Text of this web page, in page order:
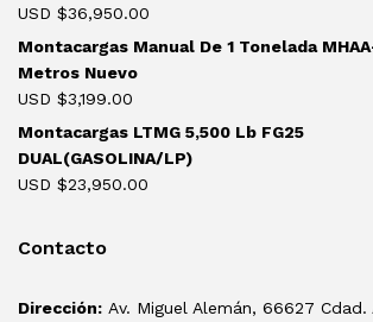
USD $36,950.00
Montacargas Manual De 1 Tonelada
Metros Nuevo
USD $3,199.00
Montacargas LTMG 5,500 Lb FG25
DUAL(GASOLINA/LP)
USD $23,950.00
Contacto
Dirección: Av. Miguel Alemán, 66627